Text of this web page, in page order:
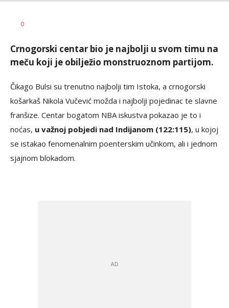
AUTOR
0
Crnogorski centar bio je najbolji u svom timu na
meču koji je obilježio monstruoznom partijom.
Čikago Bulsi su trenutno najbolji tim Istoka, a crnogorski
košarkaš Nikola Vučević možda i najbolji pojedinac te slavne
franšize. Centar bogatom NBA iskustva pokazao je to i
noćas, u važnoj pobjedi nad Indijanom (122:115), u kojoj
se istakao fenomenalnim poenterskim učinkom, ali i jednom
sjajnom blokadom.